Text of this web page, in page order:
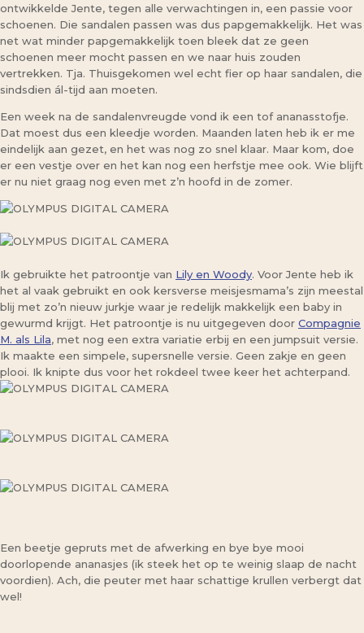
ontwikkelde Jente, tegen alle verwachtingen in, een passie voor
schoenen. Die sandalen passen was dus papgemakkelijk. Het was
net wat minder papgemakkelijk toen bleek dat ze geen
schoenen meer mocht passen en we naar huis zouden
vertrekken. Tja. Thuisgekomen wel echt fier op haar sandalen, die
sindsdien ál-tijd aan moeten.
Een week na de sandalenvreugde vond ik een tof ananasstofje.
Dat moest dus een kleedje worden. Maanden laten heb ik er me
eindelijk aan gezet, en het was nog zo snel klaar. Maar kom, doe
er een vestje over en het kan nog een herfstje mee ook. Wie blijft
er nu niet graag nog even met z’n hoofd in de zomer.
Ik gebruikte het patroontje van Lily en Woody. Voor Jente heb ik
het al vaak gebruikt en ook kersverse meisjesmama’s zijn meestal
blij met zo’n nieuw jurkje waar je redelijk makkelijk een baby in
gewurmd krijgt. Het patroontje is nu uitgegeven door Compagnie
M. als Lila, met nog een extra variatie erbij en een jumpsuit versie.
Ik maakte een simpele, supersnelle versie. Geen zakje en geen
plooi. Ik knipte dus voor het rokdeel twee keer het achterpand.
Een beetje gepruts met de afwerking en bye bye mooi
doorlopende ananasjes (ik steek het op te weinig slaap de nacht
voordien). Ach, die peuter met haar schattige krullen verbergt dat
wel!